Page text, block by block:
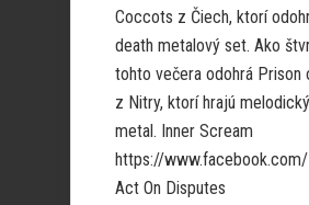
Coccots z Čiech, ktorí
death metalový set. Ako
tohto večera odohrá Prison
z Nitry, ktorí hrajú
metal. Inner Scream
https://www.facebook.com/
Act On Disputes